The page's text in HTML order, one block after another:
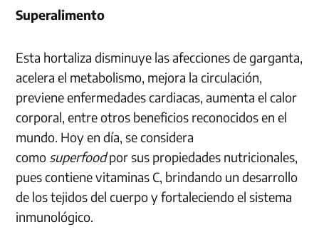
Superalimento
Esta hortaliza disminuye las afecciones de garganta,
acelera el metabolismo, mejora la circulación,
previene enfermedades cardiacas, aumenta el calor
corporal, entre otros beneficios reconocidos en el
mundo. Hoy en día, se considera
como superfoodpor sus propiedades nutricionales,
pues contiene vitaminas C, brindando un desarrollo
de los tejidos del cuerpo y fortaleciendo el sistema
inmunológico.